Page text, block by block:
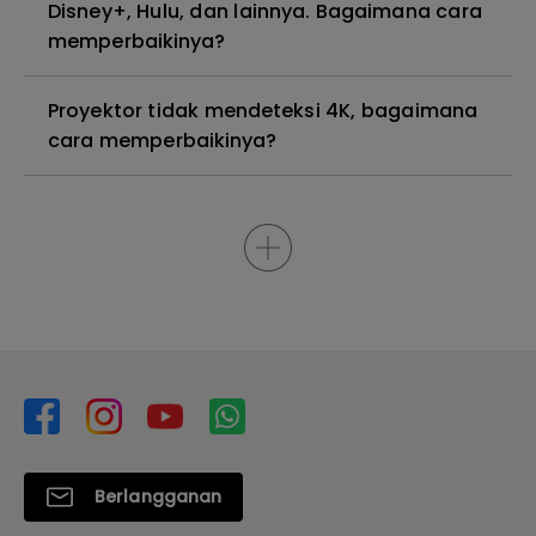
Disney+, Hulu, dan lainnya. Bagaimana cara
memperbaikinya?
Proyektor tidak mendeteksi 4K, bagaimana
cara memperbaikinya?
Berlangganan